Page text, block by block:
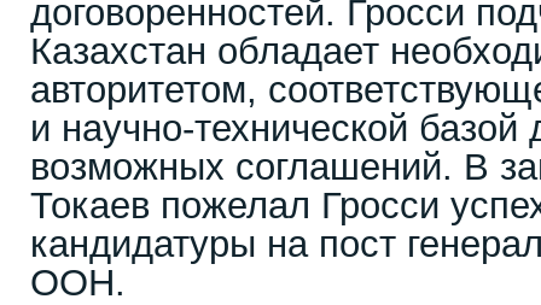
договоренностей. Гросси
Казахстан обладает
авторитетом,
и научно-технической базой
возможных соглашений. В
Токаев пожелал Гросси
кандидатуры на пост
ООН.